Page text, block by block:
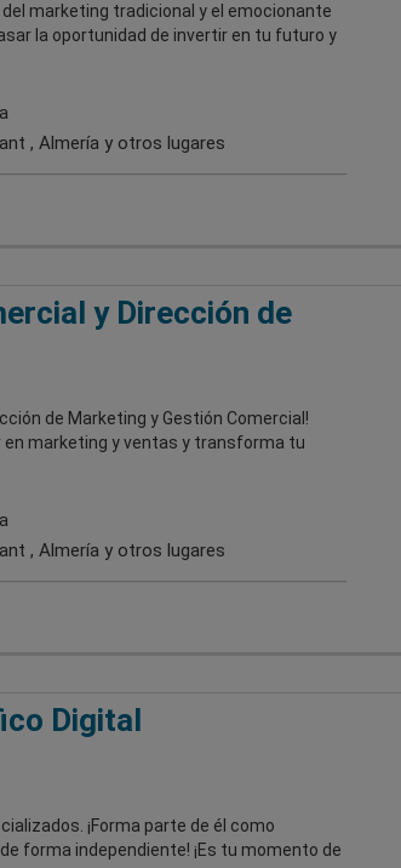
marketing tradicional y el emocionante
la oportunidad de invertir en tu futuro y
, Almería y otros lugares
y Dirección de
de Marketing y Gestión Comercial!
en marketing y ventas y transforma tu
, Almería y otros lugares
Digital
¡Forma parte de él como
forma independiente! ¡Es tu momento de